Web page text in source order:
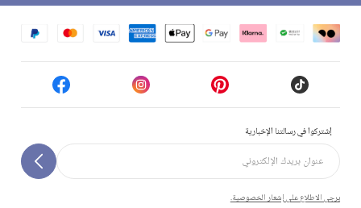
إشتركوا في رسالتنا الإخبارية
يرجى الاطلاع على إشعار الخصوصية.